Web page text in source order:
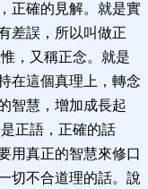
正確的見解。就是實
差誤，所以叫做正
，又稱正念。就是
在這個真理上，轉念
智慧，增加成長起
正語，正確的話
用真正的智慧來修口
切不合道理的話。說